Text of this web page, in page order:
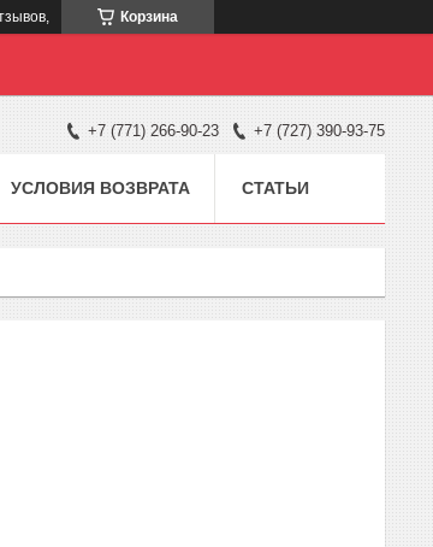
Корзина
+7 (771) 266-90-23 +7 (727) 390-93-75
УСЛОВИЯ ВОЗВРАТА СТАТЬИ